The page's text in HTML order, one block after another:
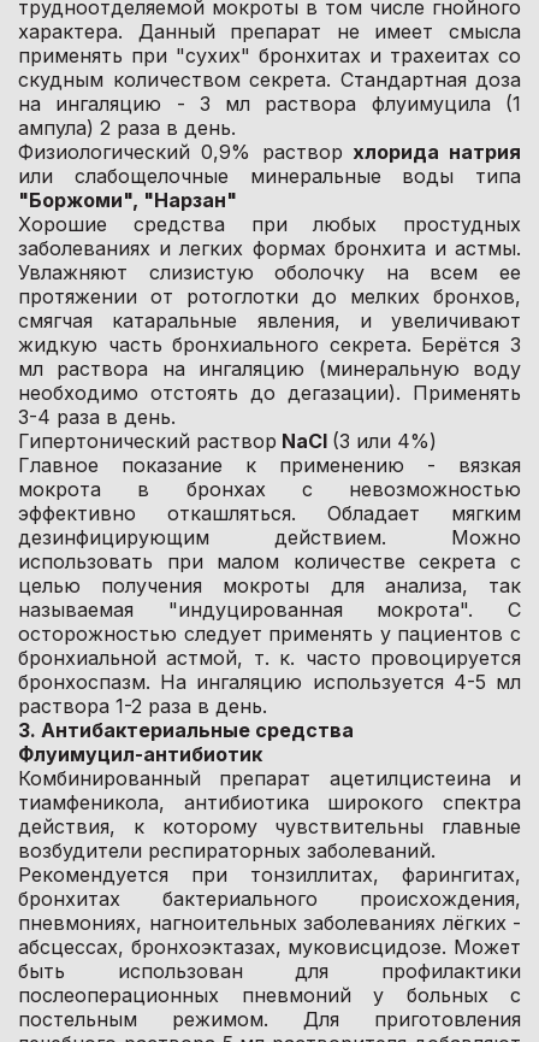
трудноотделяемой мокроты в том числе гнойного
характера. Данный препарат не имеет смысла
применять при "сухих" бронхитах и трахеитах со
скудным количеством секрета. Стандартная доза
на ингаляцию - 3 мл раствора флуимуцила (1
ампула) 2 раза в день.
Физиологический 0,9% раствор хлорида натрия
или слабощелочные минеральные воды типа
"Боржоми", "Нарзан"
Хорошие средства при любых простудных
заболеваниях и легких формах бронхита и астмы.
Увлажняют слизистую оболочку на всем ее
протяжении от ротоглотки до мелких бронхов,
смягчая катаральные явления, и увеличивают
жидкую часть бронхиального секрета. Берётся 3
мл раствора на ингаляцию (минеральную воду
необходимо отстоять до дегазации). Применять
3-4 раза в день.
Гипертонический раствор NaCl (3 или 4%)
Главное показание к применению - вязкая
мокрота в бронхах с невозможностью
эффективно откашляться. Обладает мягким
дезинфицирующим действием. Можно
использовать при малом количестве секрета с
целью получения мокроты для анализа, так
называемая "индуцированная мокрота". С
осторожностью следует применять у пациентов с
бронхиальной астмой, т. к. часто провоцируется
бронхоспазм. На ингаляцию используется 4-5 мл
раствора 1-2 раза в день.
3. Антибактериальные средства
Флуимуцил-антибиотик
Комбинированный препарат ацетилцистеина и
тиамфеникола, антибиотика широкого спектра
действия, к которому чувствительны главные
возбудители респираторных заболеваний.
Рекомендуется при тонзиллитах, фарингитах,
бронхитах бактериального происхождения,
пневмониях, нагноительных заболеваниях лёгких -
абсцессах, бронхоэктазах, муковисцидозе. Может
быть использован для профилактики
послеоперационных пневмоний у больных с
постельным режимом. Для приготовления